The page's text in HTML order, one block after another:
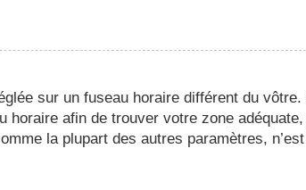
sur un fuseau horaire différent du
horaire afin de trouver votre zone
la plupart des autres paramètres,